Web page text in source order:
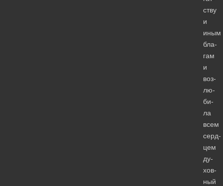
ству
и
иным
бла­
гам
и
воз­
лю­
би­
ла
всем
серд­
цем
ду­
хов­
ный